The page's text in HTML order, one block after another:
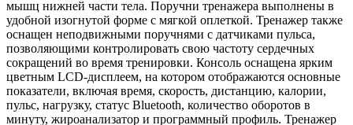
мышц нижней части тела. Поручни тренажера выполнены в
удобной изогнутой форме с мягкой оплеткой. Тренажер также
оснащен неподвижными поручнями с датчиками пульса,
позволяющими контролировать свою частоту сердечных
сокращений во время тренировки. Консоль оснащена ярким
цветным LCD-дисплеем, на котором отображаются основные
показатели, включая время, скорость, дистанцию, калории,
пульс, нагрузку, статус Bluetooth, количество оборотов в
минуту, жироанализатор и программный профиль. Тренажер